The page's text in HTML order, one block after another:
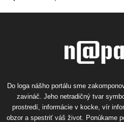
Do loga nášho portálu sme
zavináč. Jeho netradičný tvar
prostredí, informácie v kocke, vír
obzor a spestriť váš život. Ponúkame